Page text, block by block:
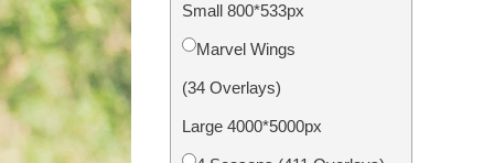
फोटो स्टोर स्टेशन सर्विसेज
Small 800*533px
Marvel Wings
(34 Overlays)
Large 4000*5000px